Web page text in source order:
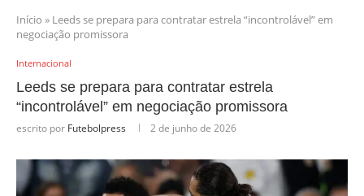
Início » Leeds se prepara para contratar estrela “incontrolável” em
negociação promissora
Internacional
Leeds se prepara para contratar estrela
“incontrolável” em negociação promissora
escrito por Futebolpress 2 de junho de 2026